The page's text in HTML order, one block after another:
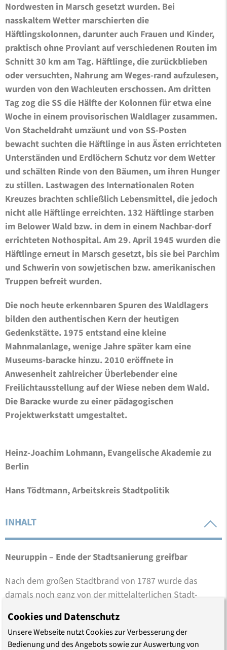
Nordwesten in Marsch gesetzt wurden. Bei
nasskaltem Wetter marschierten die
Häftlingskolonnen, darunter auch Frauen und Kinder,
praktisch ohne Proviant auf verschiedenen Routen im
Schnitt 30 km am Tag. Häftlinge, die zurückblieben
oder versuchten, Nahrung am Weges-rand aufzulesen,
wurden von den Wachleuten erschossen. Am dritten
Tag zog die SS die Hälfte der Kolonnen für etwa eine
Woche in einem provisorischen Waldlager zusammen.
Von Stacheldraht umzäunt und von SS-Posten
bewacht suchten die Häftlinge in aus Ästen errichteten
Unterständen und Erdlöchern Schutz vor dem Wetter
und schälten Rinde von den Bäumen, um ihren Hunger
zu stillen. Lastwagen des Internationalen Roten
Kreuzes brachten schließlich Lebensmittel, die jedoch
nicht alle Häftlinge erreichten. 132 Häftlinge starben
im Belower Wald bzw. in dem in einem Nachbar-dorf
errichteten Nothospital. Am 29. April 1945 wurden die
Häftlinge erneut in Marsch gesetzt, bis sie bei Parchim
und Schwerin von sowjetischen bzw. amerikanischen
Truppen befreit wurden.
Die noch heute erkennbaren Spuren des Waldlagers
bilden den authentischen Kern der heutigen
Gedenkstätte. 1975 entstand eine kleine
Mahnmalanlage, wenige Jahre später kam eine
Museums-baracke hinzu. 2010 eröffnete in
Anwesenheit zahlreicher Überlebender eine
Freilichtausstellung auf der Wiese neben dem Wald.
Die Baracke wurde zu einer pädagogischen
Projektwerkstatt umgestaltet.
Heinz-Joachim Lohmann, Evangelische Akademie zu
Berlin
Hans Tödtmann, Arbeitskreis Stadtpolitik
INHALT
Neuruppin – Ende der Stadtsanierung greifbar
Nach dem großen Stadtbrand von 1787 wurde das
damals noch ganz von der mittelalterlichen Stadt-
frühen Klassizismus wieder aufgebaut. Innerhalb des
großzügigen Straßenrasters blieben drei Karrées frei:
Cookies und Datenschutz
Unsere Webseite nutzt Cookies zur Verbesserung der
Bedienung und des Angebots sowie zur Auswertung von